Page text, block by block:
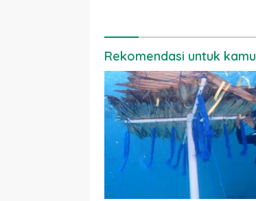
Rekomendasi untuk kamu